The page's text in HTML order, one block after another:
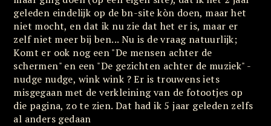
geleden eindelijk op de bn-site kòn doen, maar het
niet mocht, en dat ik nu zie dat het er is, maar er
zelf niet meer bij ben... Nu is de vraag natuurlijk;
Komt er ook nog een "De mensen achter de
schermen" en een "De gezichten achter de muziek" -
nudge nudge, wink wink ? Er is trouwens iets
misgegaan met de verkleining van de fotootjes op
die pagina, zo te zien. Dat had ik 5 jaar geleden zelfs
al anders gedaan